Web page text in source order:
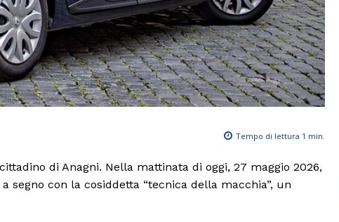
Tempo di lettura 1 min.
di Anagni. Nella mattinata di oggi, 27 maggio 2026,
con la cosiddetta “tecnica della macchia”, un